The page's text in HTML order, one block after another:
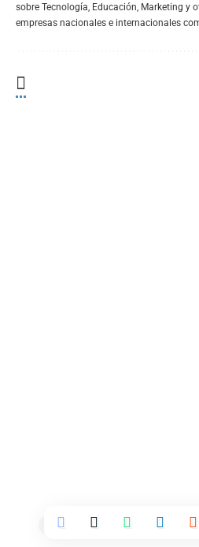
sobre Tecnología, Educación, Marketing y
empresas nacionales e internacionales